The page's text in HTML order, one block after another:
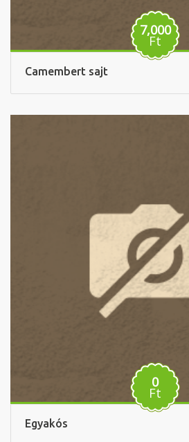
7,000
Ft
Camembert sajt
0
Ft
Egyakós